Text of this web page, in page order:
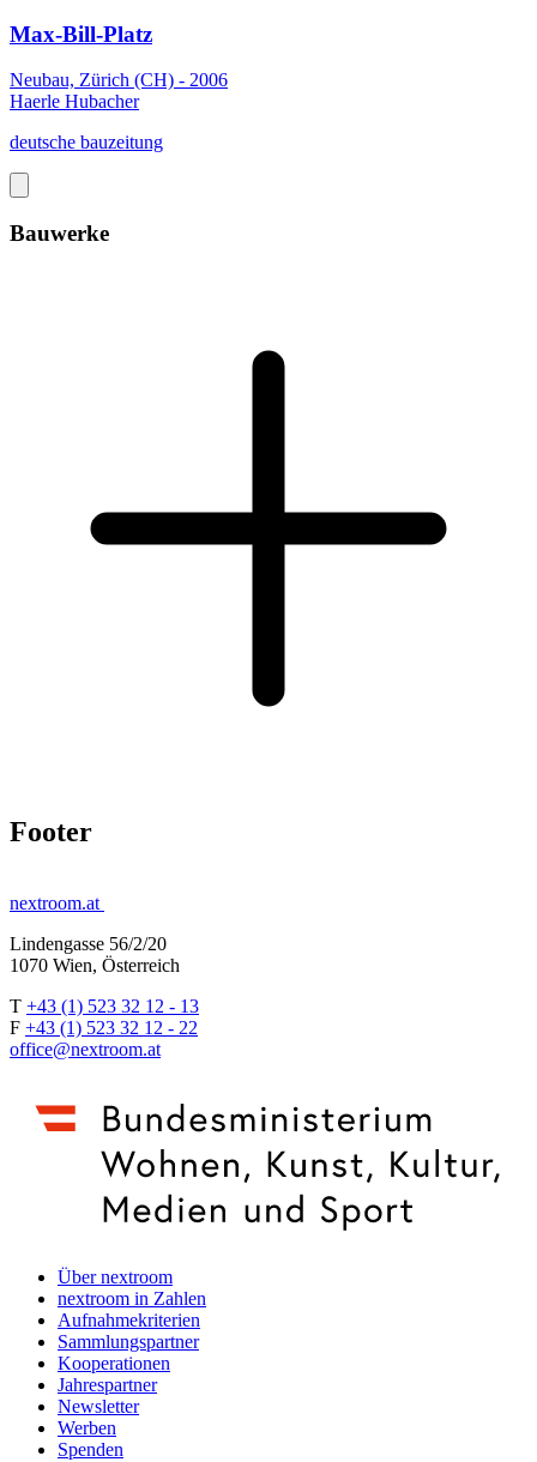
Max-Bill-Platz
Neubau, Zürich (CH) - 2006
Haerle Hubacher
deutsche bauzeitung
Bauwerke
Footer
nextroom.at
Lindengasse 56/2/20
1070 Wien, Österreich
T +43 (1) 523 32 12 - 13
F +43 (1) 523 32 12 - 22
office@nextroom.at
Über nextroom
nextroom in Zahlen
Aufnahmekriterien
Sammlungspartner
Kooperationen
Jahrespartner
Newsletter
Werben
Spenden